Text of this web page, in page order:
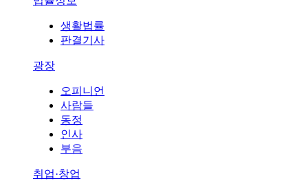
생활법률
판결기사
광장
오피니언
사람들
동정
인사
부음
취업·창업